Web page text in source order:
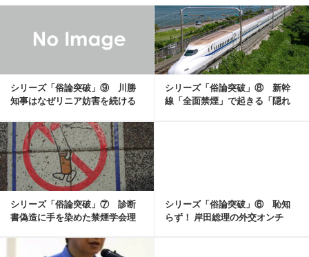
シリーズ「俗論突破」⑨ 川勝
知事はなぜリニア妨害を続ける
シリーズ「俗論突破」⑧ 新幹
線「全面禁煙」で起きる「隠れ
シリーズ「俗論突破」⑦ 診断
書偽造に手を染めた禁煙学会理
シリーズ「俗論突破」⑥ 恥知
らず！ 岸田総理の外交オンチ
記事を読む
記事を読む